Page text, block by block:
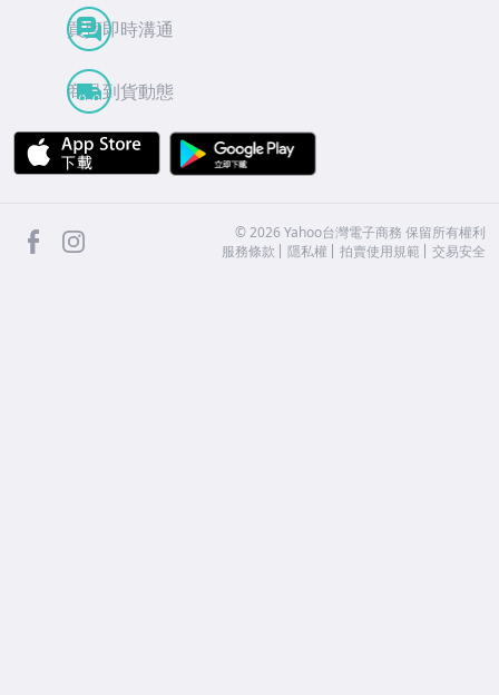
買賣即時溝通
商品到貨動態
APP Store
facebook ©2026 Yahoo台灣電子商務 保留所有權利
服務條款
隱私權 拍賣使用規範 交易安全